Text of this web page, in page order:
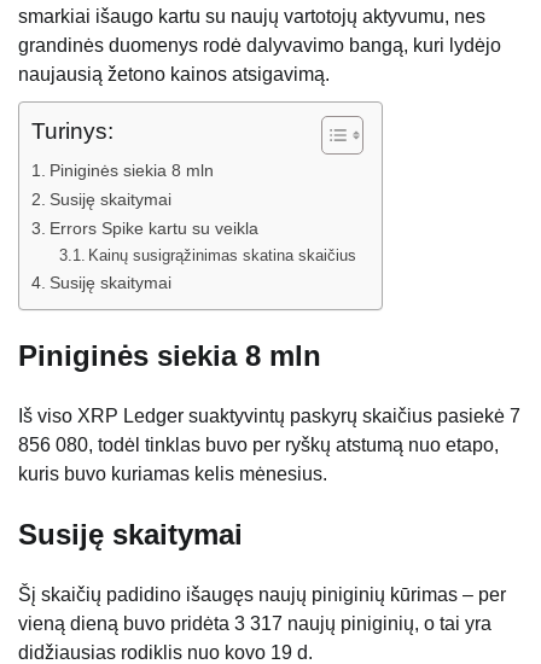
smarkiai išaugo kartu su naujų vartotojų aktyvumu, nes
grandinės duomenys rodė dalyvavimo bangą, kuri lydėjo
naujausią žetono kainos atsigavimą.
Turinys:
Piniginės siekia 8 mln
Susiję skaitymai
Errors Spike kartu su veikla
Kainų susigrąžinimas skatina skaičius
Susiję skaitymai
Piniginės siekia 8 mln
Iš viso XRP Ledger suaktyvintų paskyrų skaičius pasiekė 7
856 080, todėl tinklas buvo per ryškų atstumą nuo etapo,
kuris buvo kuriamas kelis mėnesius.
Susiję skaitymai
Šį skaičių padidino išaugęs naujų piniginių kūrimas – per
vieną dieną buvo pridėta 3 317 naujų piniginių, o tai yra
didžiausias rodiklis nuo kovo 19 d.